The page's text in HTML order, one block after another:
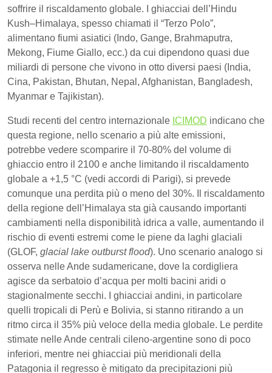
soffrire il riscaldamento globale. I ghiacciai dell’Hindu
Kush–Himalaya, spesso chiamati il “Terzo Polo”,
alimentano fiumi asiatici (Indo, Gange, Brahmaputra,
Mekong, Fiume Giallo, ecc.) da cui dipendono quasi due
miliardi di persone che vivono in otto diversi paesi (India,
Cina, Pakistan, Bhutan, Nepal, Afghanistan, Bangladesh,
Myanmar e Tajikistan).
Studi recenti del centro internazionale ICIMOD indicano che
questa regione, nello scenario a più alte emissioni,
potrebbe vedere scomparire il 70-80% del volume di
ghiaccio entro il 2100 e anche limitando il riscaldamento
globale a +1,5 °C (vedi accordi di Parigi), si prevede
comunque una perdita più o meno del 30%. Il riscaldamento
della regione dell’Himalaya sta già causando importanti
cambiamenti nella disponibilità idrica a valle, aumentando il
rischio di eventi estremi come le piene da laghi glaciali
(GLOF, glacial lake outburst flood). Uno scenario analogo si
osserva nelle Ande sudamericane, dove la cordigliera
agisce da serbatoio d’acqua per molti bacini aridi o
stagionalmente secchi. I ghiacciai andini, in particolare
quelli tropicali di Perù e Bolivia, si stanno ritirando a un
ritmo circa il 35% più veloce della media globale. Le perdite
stimate nelle Ande centrali cileno-argentine sono di poco
inferiori, mentre nei ghiacciai più meridionali della
Patagonia il regresso è mitigato da precipitazioni più